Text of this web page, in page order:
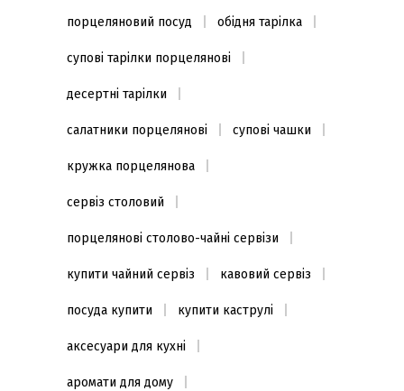
порцеляновий посуд обідня тарілка
супові тарілки порцелянові
десертні тарілки
салатники порцелянові супові чашки
кружка порцелянова
сервіз столовий
порцелянові столово-чайні сервізи
купити чайний сервіз кавовий сервіз
посуда купити купити каструлі
аксесуари для кухні
аромати для дому